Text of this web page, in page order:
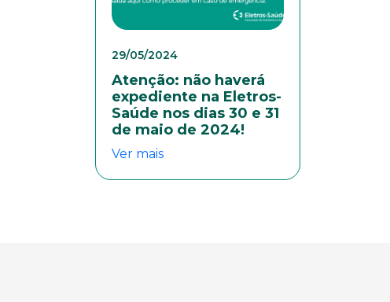
29/05/2024
Atenção: não haverá
expediente na Eletros-
Saúde nos dias 30 e 31
de maio de 2024!
Ver mais